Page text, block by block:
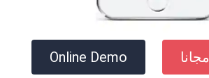
Online Demo